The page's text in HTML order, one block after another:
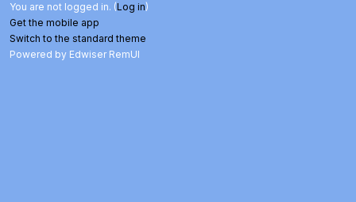
You are not logged in. (Log in)
Get the mobile app
Switch to the standard theme
Powered by Edwiser RemUI